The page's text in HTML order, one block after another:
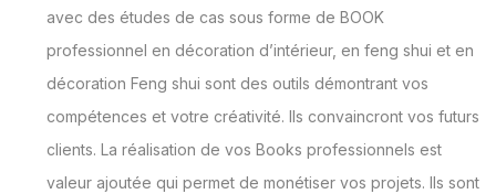
avec des études de cas sous forme de BOOK
professionnel en décoration d’intérieur, en feng shui et en
décoration Feng shui sont des outils démontrant vos
compétences et votre créativité. Ils convaincront vos futurs
clients. La réalisation de vos Books professionnels est
valeur ajoutée qui permet de monétiser vos projets. Ils sont